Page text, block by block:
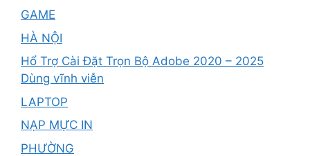
GAME
HÀ NỘI
Hổ Trợ Cài Đặt Trọn Bộ Adobe 2020 – 2025
Dùng vĩnh viễn
LAPTOP
NẠP MỰC IN
PHƯỜNG